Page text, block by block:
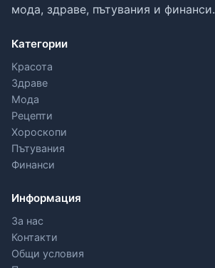
мода, здраве, пътувания и финанси.
Категории
Красота
Здраве
Мода
Рецепти
Хороскопи
Пътувания
Финанси
Информация
За нас
Контакти
Общи условия